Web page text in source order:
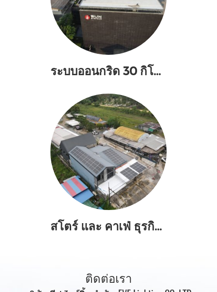
ระบบออนกริด 30 กิโลวัตต์ ติดตั้งบนอาคารสำนักงาน ช่วยลดค่าไฟฟ้าจากการใช้เครื่องปรับอากาศได้เดือนละ 20,000 บาท
สโตร์ และ คาเฟ่ ธุรกิจจำหน่ายเครื่องใช้ไฟฟ้าและเฟอร์นิเจอร์ ติดตั้งระบบออนกริดขนาด 30 กิโลวัตต์ ลดค่าไฟได้ 20,000 บาท/เดือน
ติดต่อเรา